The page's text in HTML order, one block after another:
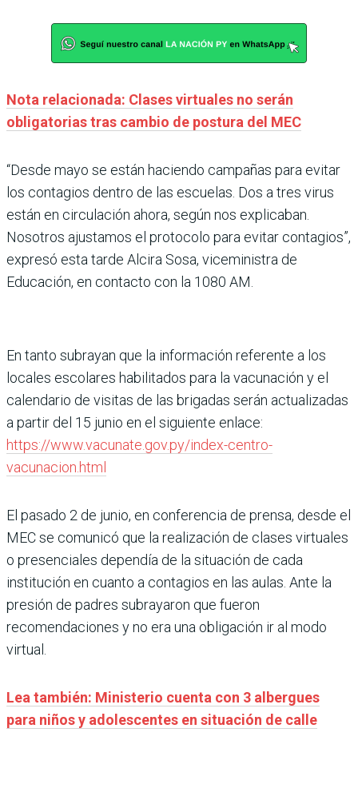
Nota relacionada: Clases virtuales no serán
obligatorias tras cambio de postura del MEC
“Desde mayo se están haciendo campañas para evitar
los contagios dentro de las escuelas. Dos a tres virus
están en circulación ahora, según nos explicaban.
Nosotros ajustamos el protocolo para evitar contagios”,
expresó esta tarde Alcira Sosa, viceministra de
Educación, en contacto con la 1080 AM.
En tanto subrayan que la información referente a los
locales escolares habilitados para la vacunación y el
calendario de visitas de las brigadas serán actualizadas
a partir del 15 junio en el siguiente enlace:
https://www.vacunate.gov.py/index-centro-
vacunacion.html
El pasado 2 de junio, en conferencia de prensa, desde el
MEC se comunicó que la realización de clases virtuales
o presenciales dependía de la situación de cada
institución en cuanto a contagios en las aulas. Ante la
presión de padres subrayaron que fueron
recomendaciones y no era una obligación ir al modo
virtual.
Lea también: Ministerio cuenta con 3 albergues
para niños y adolescentes en situación de calle